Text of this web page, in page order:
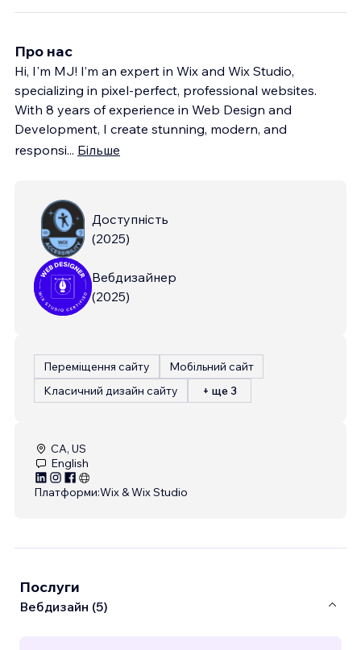
Про нас
Hi, I'm MJ! I’m an expert in Wix and Wix Studio,
specializing in pixel-perfect, professional websites.
With 8 years of experience in Web Design and
Development, I create stunning, modern, and
responsi... Більше
Доступність
(2025)
Вебдизайнер
(2025)
Переміщення сайту
Мобільний сайт
Класичний дизайн сайту
+ ще 3
CA, US
English
Платформи:Wix & Wix Studio
Послуги
Вебдизайн (5)